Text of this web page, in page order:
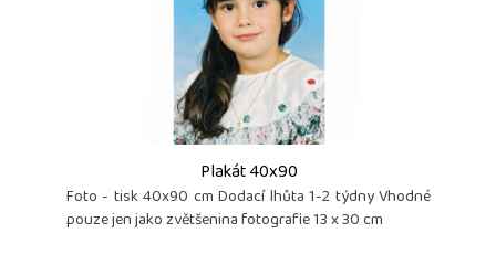
Plakát 40x90
Foto - tisk 40x90 cm Dodací lhůta 1-2 týdny Vhodné
pouze jen jako zvětšenina fotografie 13 x 30 cm